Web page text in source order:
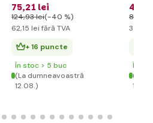
75,21 lei
124,93 lei(-40 %)
62,15 lei fără TVA
+ 16 puncte
În stoc > 5 buc
(La dumneavoastră
12.08.)
42
81
34
În
(La